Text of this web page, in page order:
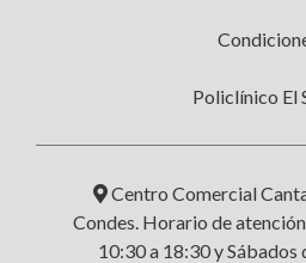
Policlínico El
Centro Comercial
Condes. Horario de
10:30 a 18:30 y Sábados